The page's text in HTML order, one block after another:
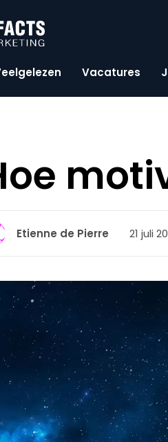
Vacatures
Etienne de Pierre 21 juli